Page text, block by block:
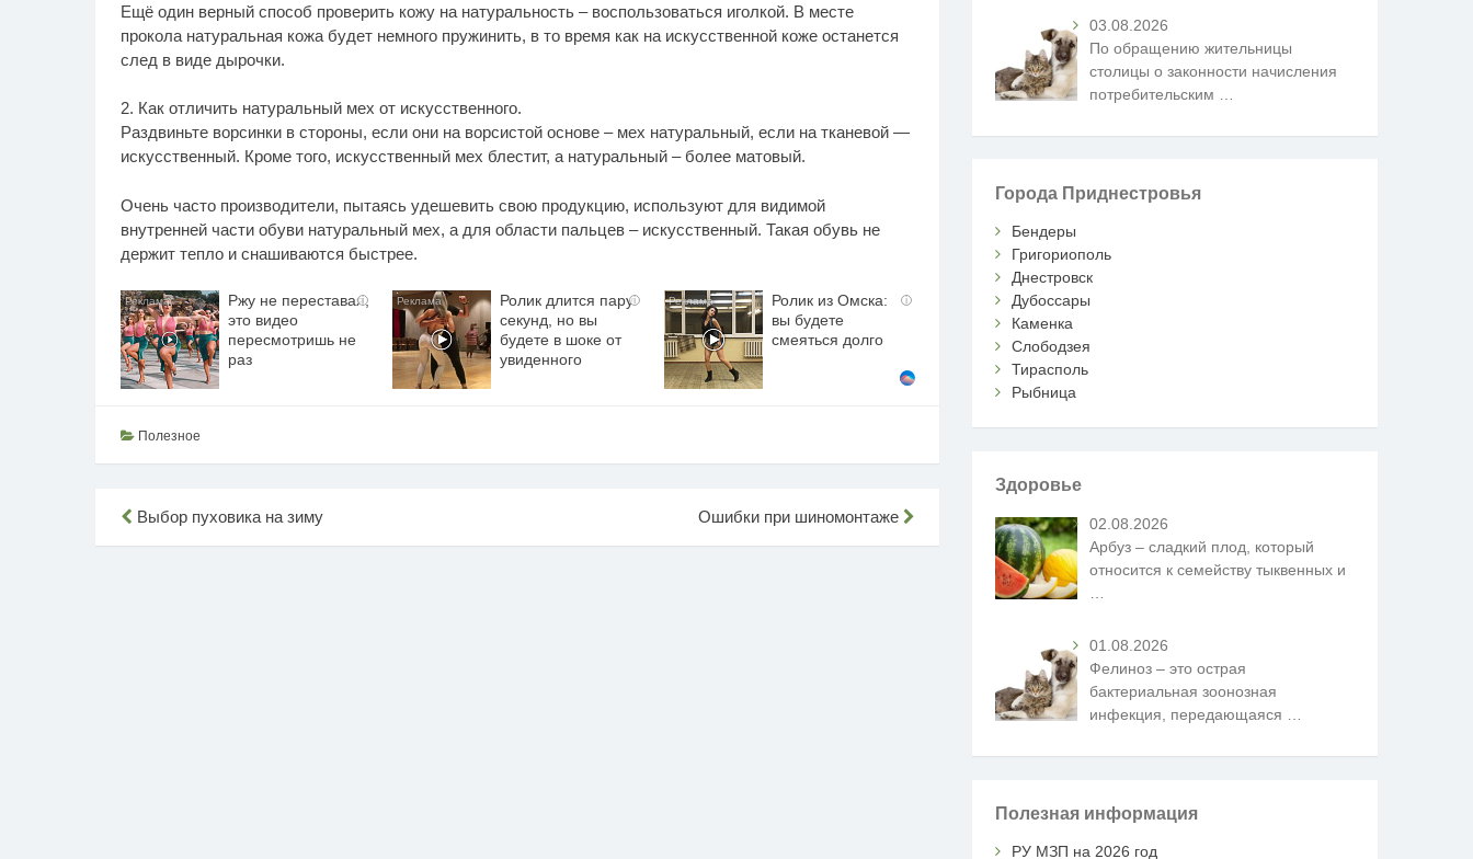
Ещё один верный способ проверить кожу на натуральность – воспользоваться иголкой. В месте
прокола натуральная кожа будет немного пружинить, в то время как на искусственной коже останется
след в виде дырочки.
2. Как отличить натуральный мех от искусственного.
Раздвиньте ворсинки в стороны, если они на ворсистой основе – мех натуральный, если на тканевой —
искусственный. Кроме того, искусственный мех блестит, а натуральный – более матовый.
Очень часто производители, пытаясь удешевить свою продукцию, используют для видимой
внутренней части обуви натуральный мех, а для области пальцев – искусственный. Такая обувь не
держит тепло и снашиваются быстрее.
i
Ржу не переставая,
это видео
пересмотришь не
раз
i
Ролик длится пару
секунд, но вы
будете в шоке от
увиденного
i
Ролик из Омска:
вы будете
смеяться долго
Полезное
Навигация
по
Выбор пуховика на зиму Ошибки при шиномонтаже
03.08.2026
По обращению жительницы
столицы о законности начисления
потребительским
Города Приднестровья
Бендеры
Григориополь
Днестровск
Дубоссары
Каменка
Слободзея
Тирасполь
Рыбница
Здоровье
02.08.2026
Арбуз – сладкий плод, который
относится к семейству тыквенных и
01.08.2026
Фелиноз – это острая
бактериальная зоонозная
инфекция, передающаяся
Полезная информация
РУ МЗП на 2026 год